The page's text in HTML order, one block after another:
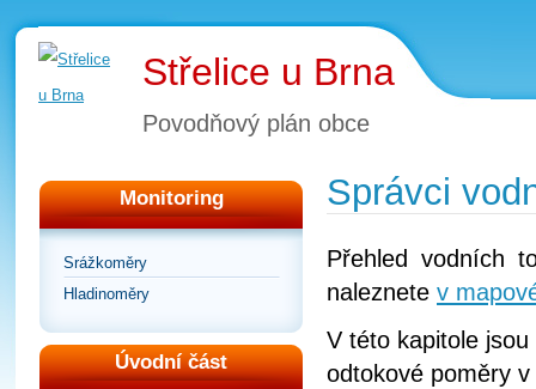
Střelice u Brna
Povodňový plán obce
Monitoring
Srážkoměry
Hladinoměry
Úvodní část
Správci
Přehled vodních
naleznete v
V této kapitole
odtokové poměry